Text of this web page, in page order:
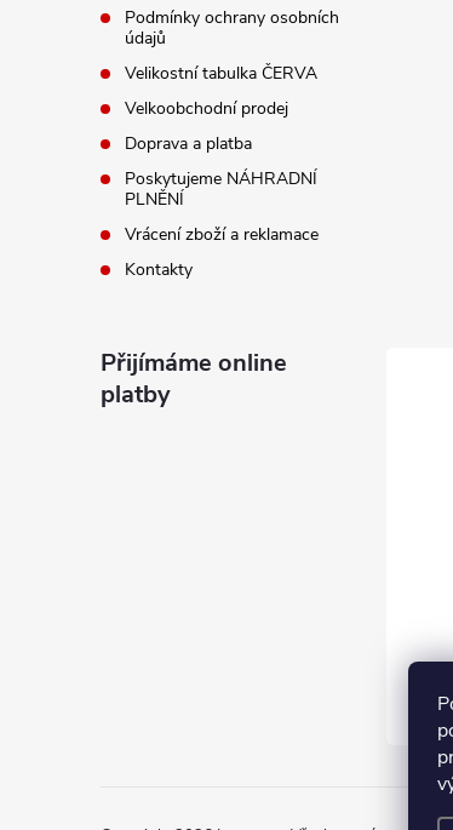
Podmínky ochrany osobních
údajů
Velikostní tabulka ČERVA
Velkoobchodní prodej
Doprava a platba
Poskytujeme NÁHRADNÍ
PLNĚNÍ
Vrácení zboží a reklamace
Kontakty
Přijímáme online
platby